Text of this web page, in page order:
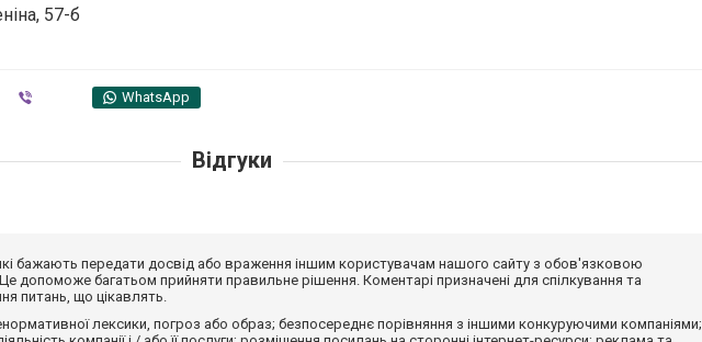
57-б
WhatsApp
Відгуки
бажають передати досвід або враження іншим користувачам нашого сайту з обов'язковою
допоможе багатьом прийняти правильне рішення. Коментарі призначені для спілкування та
питань, що цікавлять.
лексики, погроз або образ; безпосереднє порівняння з іншими конкуруючими компаніями;